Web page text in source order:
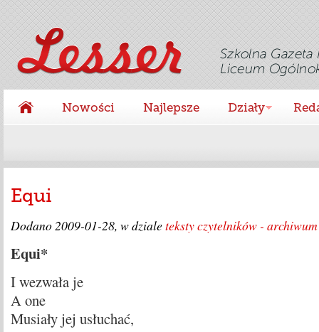
Nowości Najlepsze Działy
Equi
Dodano2009-01-28, w dzialeteksty czytelników - archiwum
Equi*
I wezwała je
A one
Musiały jej usłuchać,